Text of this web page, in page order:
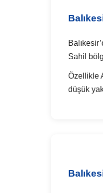
Sahil
Özellikle
düşük